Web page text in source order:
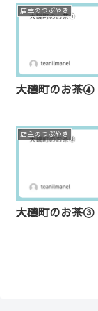
店主のつぶやき
大磯町のお茶④
店主のつぶやき
大磯町のお茶③